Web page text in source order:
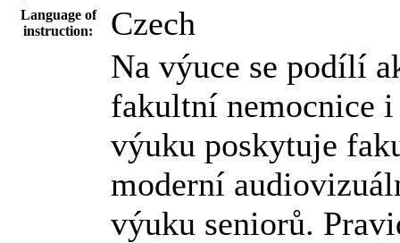
Language of
instruction:
Czech
Na výuce se podílí
fakultní nemocnice
výuku poskytuje
moderní
výuku seniorů.